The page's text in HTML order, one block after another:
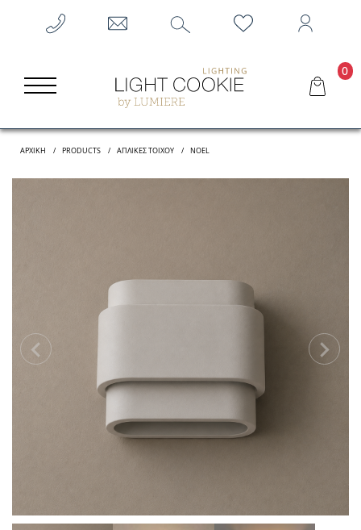
0
ΑΡΧΙΚΗ PRODUCTS ΑΠΛΊΚΕΣ ΤΟΊΧΟΥ NOEL